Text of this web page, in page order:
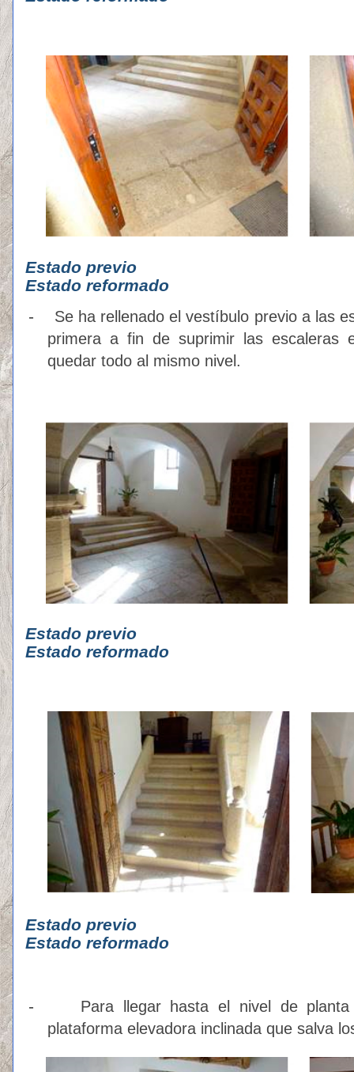
Estado
Estado reformado
-
Se ha rellenado el vestíbulo previo a las
primera a fin de suprimir las escaleras
quedar todo al mismo nivel.
Estado
Estado reformado
Estado
Estado reformado
-
Para llegar hasta el nivel de
plataforma elevadora inclinada que salva